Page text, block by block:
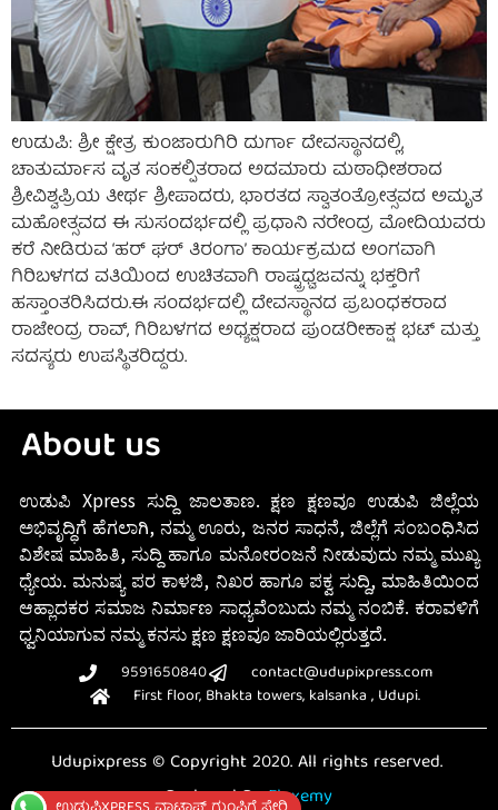
ಉಡುಪಿ: ಶ್ರೀ ಕ್ಷೇತ್ರ ಕುಂಜಾರುಗಿರಿ ದುರ್ಗಾ ದೇವಸ್ಥಾನದಲ್ಲಿ,
ಚಾತುರ್ಮಾಸ ವೃತ ಸಂಕಲ್ಪಿತರಾದ ಅದಮಾರು ಮಠಾಧೀಶರಾದ
ಶ್ರೀವಿಶ್ವಪ್ರಿಯ ತೀರ್ಥ ಶ್ರೀಪಾದರು, ಭಾರತದ ಸ್ವಾತಂತ್ರೋತ್ಸವದ ಅಮೃತ
ಮಹೋತ್ಸವದ ಈ ಸುಸಂದರ್ಭದಲ್ಲಿ ಪ್ರಧಾನಿ ನರೇಂದ್ರ ಮೋದಿಯವರು
ಕರೆ ನೀಡಿರುವ ‘ಹರ್ ಘರ್ ತಿರಂಗಾ’ ಕಾರ್ಯಕ್ರಮದ ಅಂಗವಾಗಿ
ಗಿರಿಬಳಗದ ವತಿಯಿಂದ ಉಚಿತವಾಗಿ ರಾಷ್ಟ್ರಧ್ವಜವನ್ನು ಭಕ್ತರಿಗೆ
ಹಸ್ತಾಂತರಿಸಿದರು.ಈ ಸಂದರ್ಭದಲ್ಲಿ ದೇವಸ್ಥಾನದ ಪ್ರಬಂಧಕರಾದ
ರಾಜೇಂದ್ರ ರಾವ್, ಗಿರಿಬಳಗದ ಅಧ್ಯಕ್ಷರಾದ ಪುಂಡರೀಕಾಕ್ಷ ಭಟ್ ಮತ್ತು
ಸದಸ್ಯರು ಉಪಸ್ಥಿತರಿದ್ದರು.
About us
ಉಡುಪಿ Xpress ಸುದ್ದಿ ಜಾಲತಾಣ. ಕ್ಷಣ ಕ್ಷಣವೂ ಉಡುಪಿ ಜಿಲ್ಲೆಯ
ಅಭಿವೃದ್ಧಿಗೆ ಹೆಗಲಾಗಿ, ನಮ್ಮ ಊರು, ಜನರ ಸಾಧನೆ, ಜಿಲ್ಲೆಗೆ ಸಂಬಂಧಿಸಿದ
ವಿಶೇಷ ಮಾಹಿತಿ, ಸುದ್ದಿ ಹಾಗೂ ಮನೋರಂಜನೆ ನೀಡುವುದು ನಮ್ಮ ಮುಖ್ಯ
ಧ್ಯೇಯ. ಮನುಷ್ಯ ಪರ ಕಾಳಜಿ, ನಿಖರ ಹಾಗೂ ಪಕ್ವ ಸುದ್ದಿ, ಮಾಹಿತಿಯಿಂದ
ಆಹ್ಲಾದಕರ ಸಮಾಜ ನಿರ್ಮಾಣ ಸಾಧ್ಯವೆಂಬುದು ನಮ್ಮ ನಂಬಿಕೆ. ಕರಾವಳಿಗೆ
ಧ್ವನಿಯಾಗುವ ನಮ್ಮ ಕನಸು ಕ್ಷಣ ಕ್ಷಣವೂ ಜಾರಿಯಲ್ಲಿರುತ್ತದೆ.
9591650840
contact@udupixpress.com
First floor, Bhakta towers, kalsanka , Udupi.
Udupixpress © Copyright 2020. All rights reserved.
Designed ByFluxemy